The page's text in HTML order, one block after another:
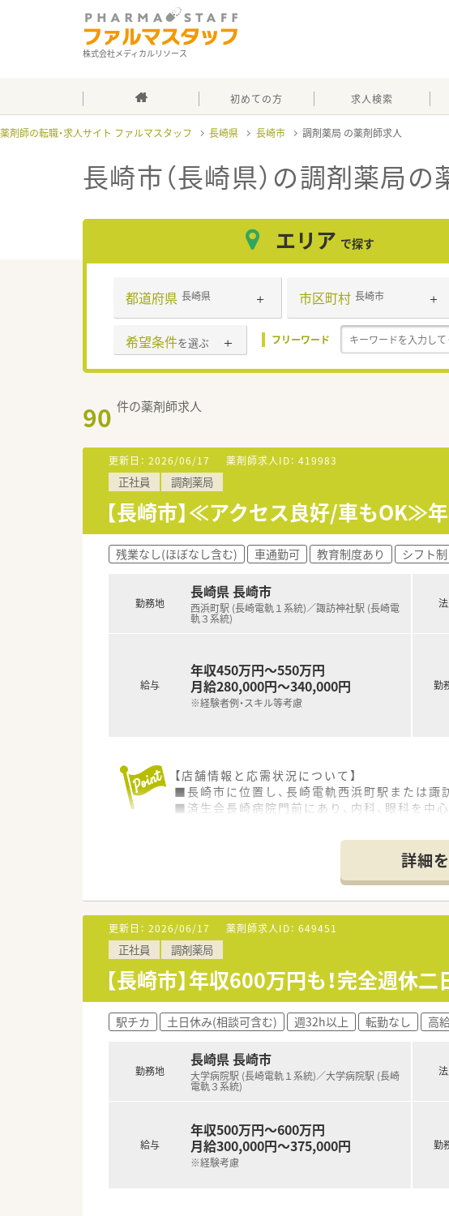
株式会社メディカルリソース
初めての方 求人検索
薬剤師の転職・求人サイト ファルマスタッフ 長崎県 長崎市 調剤薬局
長崎市（長崎県）の調剤薬局の
エリア で探す
都道府県 長崎県 市区町村 長崎市
希望条件を選ぶ フリーワード
90 件の薬剤師求人
更新日： 2026/06/17 薬剤師求人ID： 419983
正社員 調剤薬局
【長崎市】≪アクセス良好/車もOK≫
残業なし(ほぼなし含む) 車通勤可 教育制度あり シフト制
勤務地
長崎県 長崎市
西浜町駅 (長崎電軌１系統)／諏訪神社駅 (長崎電
軌３系統)
給与
年収450万円～550万円
月給280,000円～340,000円
※経験者例・スキル等考慮
勤
【店舗情報と応需状況について】
■長崎市に位置し、長崎電軌西浜町駅または諏
■済生会長崎病院門前にあり、内科、眼科を中
■今回は今後の業務体制強化に向けた、薬剤
■幅広い診療科目の知識を深め、地域医療に
■患者様一人ひとりに寄り添い、丁寧な服薬指
【求人情報について】
■経験とスキルを考慮し、年収450万円から
■残業がほとんどなく、18時までの終業なの
■車通勤も可能であり、ETCカードの貸し出し
【勤務実態について】
■病院門前薬局でありながら、残業がほぼ発生
■日祝が固定休日で、その他シフトによる週休
■夏季・年末年始休暇もしっかりと確保されて
詳細
更新日： 2026/06/17 薬剤師求人ID： 649451
正社員 調剤薬局
【長崎市】年収600万円も！完全週
駅チカ 土日休み(相談可含む) 週32h以上 転勤なし 高
勤務地
長崎県 長崎市
大学病院駅 (長崎電軌１系統)／大学病院駅 (長崎
電軌３系統)
給与
年収500万円～600万円
月給300,000円～375,000円
※経験考慮
勤